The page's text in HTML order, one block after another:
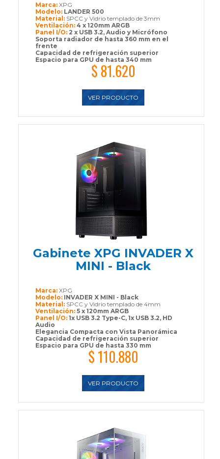
$ 81.620
VER PRODUCTO
Marca: XPG
Modelo: LANDER 500
Material: SPCC y Vidrio templado de 3mm
Ventilación: 4 x 120mm ARGB
Panel I/O: 2 x USB 3.2, Audio y Micrófono
Soporta radiador de hasta 360 mm en el
frente
Capacidad de refrigeración superior
Espacio para GPU de hasta 340 mm
Gabinete XPG INVADER X
MINI - Black
$ 110.880
VER PRODUCTO
Marca: XPG
Modelo: INVADER X MINI - Black
Material: SPCC y Vidrio templado de 4mm
Ventilación: 5 x 120mm ARGB
Panel I/O: 1x USB 3.2 Type-C, 1x USB 3.2, HD
Audio
Elegancia Compacta con Vista Panorámica
Capacidad de refrigeración superior
Espacio para GPU de hasta 330 mm